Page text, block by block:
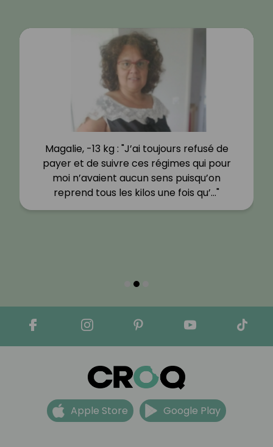
Magalie, -13 kg : "J’ai toujours refusé de
payer et de suivre ces régimes qui pour
moi n’avaient aucun sens puisqu’on
reprend tous les kilos une fois qu’…"
Apple Store Google Play